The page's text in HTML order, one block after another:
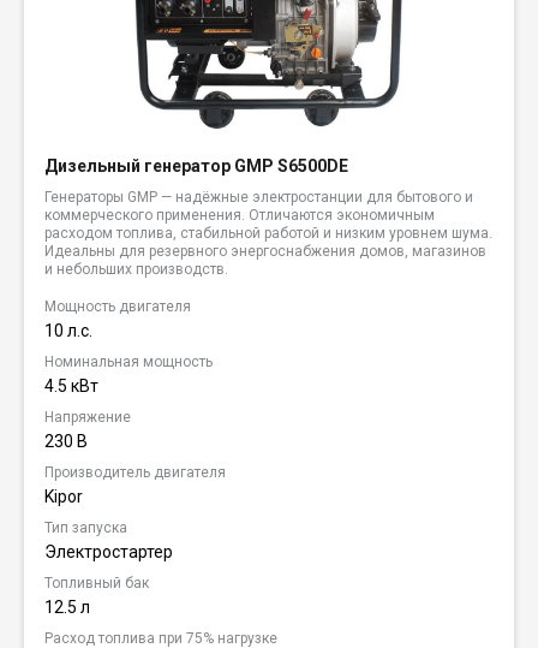
Дизельный генератор GMP S6500DE
Генераторы GMP — надёжные электростанции для бытового и
коммерческого применения. Отличаются экономичным
расходом топлива, стабильной работой и низким уровнем шума.
Идеальны для резервного энергоснабжения домов, магазинов
и небольших производств.
Мощность двигателя
10 л.с.
Номинальная мощность
4.5 кВт
Напряжение
230 В
Производитель двигателя
Kipor
Тип запуска
Электростартер
Топливный бак
12.5 л
Расход топлива при 75% нагрузке